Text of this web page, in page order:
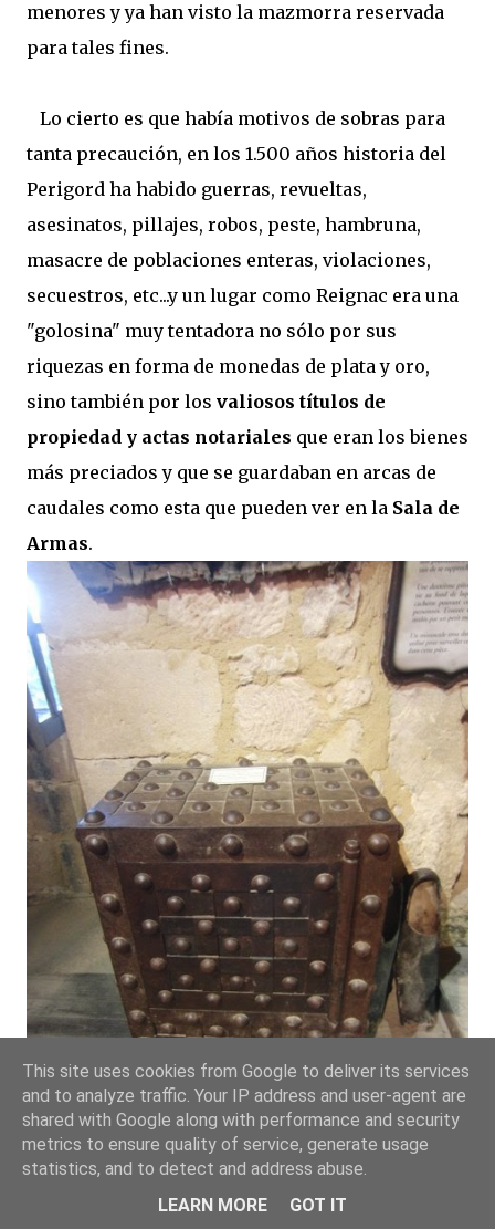
menores y ya han visto la mazmorra reservada
para tales fines.
Lo cierto es que había motivos de sobras para
tanta precaución, en los 1.500 años historia del
Perigord ha habido guerras, revueltas,
asesinatos, pillajes, robos, peste, hambruna,
masacre de poblaciones enteras, violaciones,
secuestros, etc...y un lugar como Reignac era una
"golosina" muy tentadora no sólo por sus
riquezas en forma de monedas de plata y oro,
sino también por los valiosos títulos de
propiedad y actas notariales que eran los bienes
más preciados y que se guardaban en arcas de
caudales como esta que pueden ver en la Sala de
Armas.
Obviamente la caja no estaba a la vista de todo el
This site uses cookies from Google to deliver its services
and to analyze traffic. Your IP address and user-agent are
shared with Google along with performance and security
metrics to ensure quality of service, generate usage
statistics, and to detect and address abuse.
LEARN MORE
GOT IT